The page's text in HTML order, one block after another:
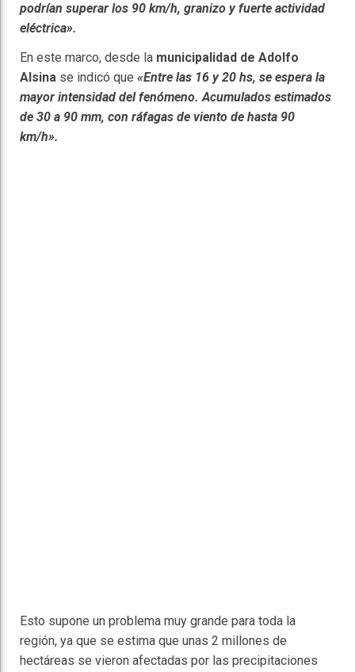
podrían superar los 90 km/h, granizo y fuerte actividad
eléctrica».
En este marco, desde la municipalidad de Adolfo
Alsina se indicó que «Entre las 16 y 20 hs, se espera la
mayor intensidad del fenómeno. Acumulados estimados
de 30 a 90 mm, con ráfagas de viento de hasta 90
km/h».
Esto supone un problema muy grande para toda la
región, ya que se estima que unas 2 millones de
hectáreas se vieron afectadas por las precipitaciones